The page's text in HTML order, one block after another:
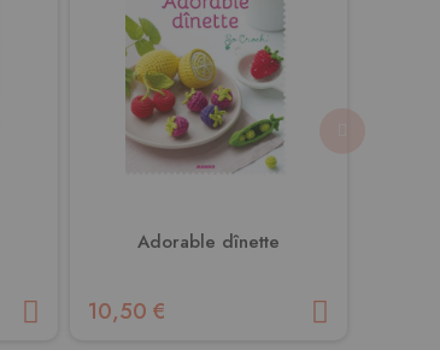
Adorable dînette
10,50 €